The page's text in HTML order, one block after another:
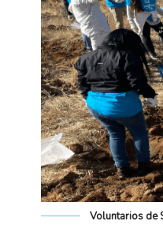
Voluntarios de